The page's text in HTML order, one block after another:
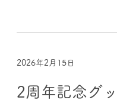
2026年2月15日
2周年記念グ